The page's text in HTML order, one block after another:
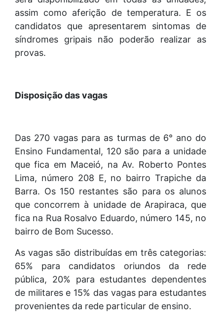
assim como aferição de temperatura. E os
candidatos que apresentarem sintomas de
síndromes gripais não poderão realizar as
provas.
Disposição das vagas
Das 270 vagas para as turmas de 6° ano do
Ensino Fundamental, 120 são para a unidade
que fica em Maceió, na Av. Roberto Pontes
Lima, número 208 E, no bairro Trapiche da
Barra. Os 150 restantes são para os alunos
que concorrem à unidade de Arapiraca, que
fica na Rua Rosalvo Eduardo, número 145, no
bairro de Bom Sucesso.
As vagas são distribuídas em três categorias:
65% para candidatos oriundos da rede
pública, 20% para estudantes dependentes
de militares e 15% das vagas para estudantes
provenientes da rede particular de ensino.